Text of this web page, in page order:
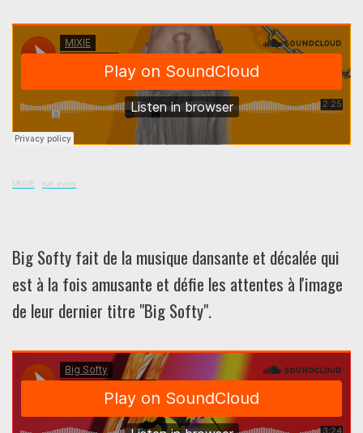
MIXIE · run away
Big Softy fait de la musique dansante et décalée qui
est à la fois amusante et défie les attentes à l'image
de leur dernier titre "Big Softy".